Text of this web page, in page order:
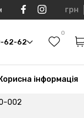
грн
62-62
0
інформація
002